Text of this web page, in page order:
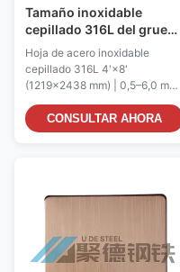
Tamaño inoxidable
cepillado 316L del grueso
0.5-6.0m m de la hoja de
acero 4 x 8 pies para la
industria química y el
Hoja de acero inoxidable
cepillado 316L 4'×8'
(1219×2438 mm) | 0,5–6,0 mm
de espesor | Para la industria
química y equipos marinos
Cuando los grados estándar de
de cloruro, corrientes de
CONSULTAR AHORA